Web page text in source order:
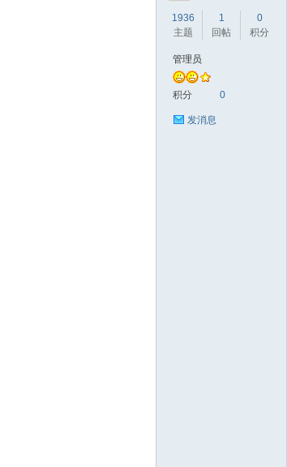
1936
主题
1
回帖
0
积分
管理员
积分 0
发消息